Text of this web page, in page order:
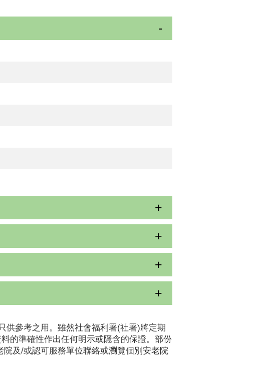
供參考之用。雖然社會福利署(社署)將定期
的準確性作出任何明示或隱含的保證。部份
及/或認可服務單位聯絡或瀏覽個別安老院